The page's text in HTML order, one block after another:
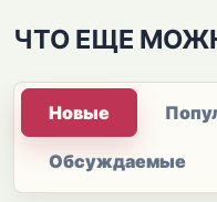
ЧТО ЕЩЕ
Новые
Обсуждаемые